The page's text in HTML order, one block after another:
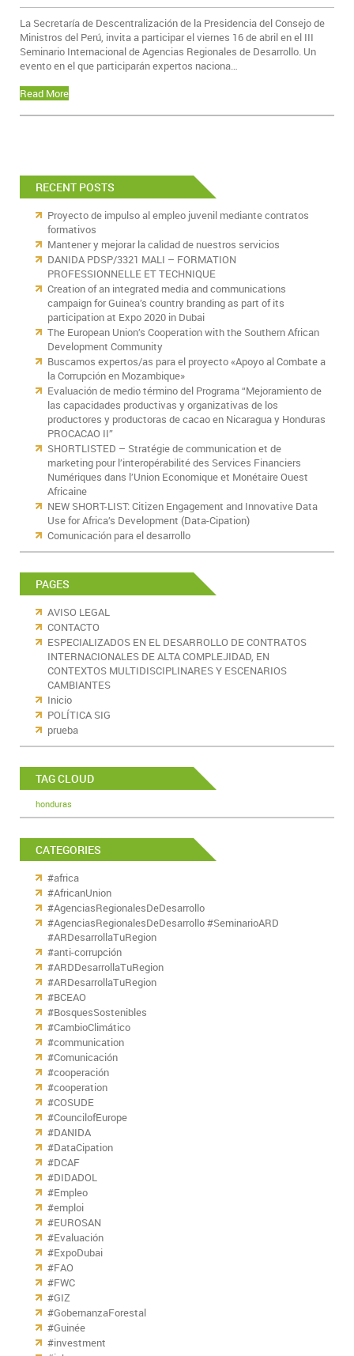
La Secretaría de Descentralización de la Presidencia del Consejo de
Ministros del Perú, invita a participar el viernes 16 de abril en el III
Seminario Internacional de Agencias Regionales de Desarrollo. Un
evento en el que participarán expertos naciona…
Read More
RECENT POSTS
Proyecto de impulso al empleo juvenil mediante contratos
formativos
Mantener y mejorar la calidad de nuestros servicios
DANIDA PDSP/3321 MALI – FORMATION
PROFESSIONNELLE ET TECHNIQUE
Creation of an integrated media and communications
campaign for Guinea’s country branding as part of its
participation at Expo 2020 in Dubai
The European Union’s Cooperation with the Southern African
Development Community
Buscamos expertos/as para el proyecto «Apoyo al Combate a
la Corrupción en Mozambique»
Evaluación de medio término del Programa “Mejoramiento de
las capacidades productivas y organizativas de los
productores y productoras de cacao en Nicaragua y Honduras
PROCACAO II”
SHORTLISTED – Stratégie de communication et de
marketing pour l’interopérabilité des Services Financiers
Numériques dans l’Union Economique et Monétaire Ouest
Africaine
NEW SHORT-LIST: Citizen Engagement and Innovative Data
Use for Africa’s Development (Data-Cipation)
Comunicación para el desarrollo
PAGES
AVISO LEGAL
CONTACTO
ESPECIALIZADOS EN EL DESARROLLO DE CONTRATOS
INTERNACIONALES DE ALTA COMPLEJIDAD, EN
CONTEXTOS MULTIDISCIPLINARES Y ESCENARIOS
CAMBIANTES
Inicio
POLÍTICA SIG
prueba
TAG CLOUD
honduras
CATEGORIES
#africa
#AfricanUnion
#AgenciasRegionalesDeDesarrollo
#AgenciasRegionalesDeDesarrollo #SeminarioARD
#ARDesarrollaTuRegion
#anti-corrupción
#ARDDesarrollaTuRegion
#ARDesarrollaTuRegion
#BCEAO
#BosquesSostenibles
#CambioClimático
#communication
#Comunicación
#cooperación
#cooperation
#COSUDE
#CouncilofEurope
#DANIDA
#DataCipation
#DCAF
#DIDADOL
#Empleo
#emploi
#EUROSAN
#Evaluación
#ExpoDubai
#FAO
#FWC
#GIZ
#GobernanzaForestal
#Guinée
#investment